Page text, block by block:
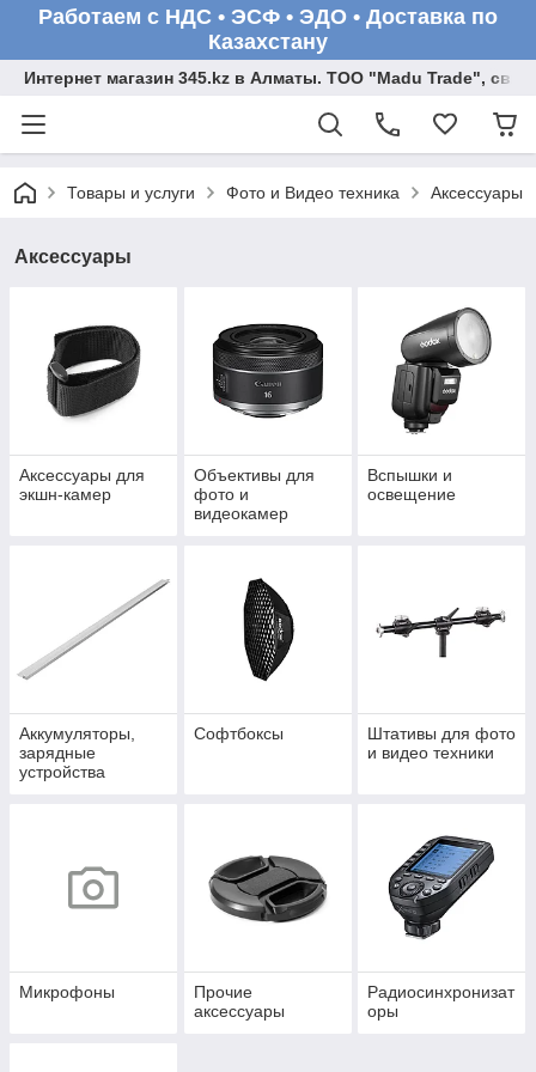
Работаем с НДС • ЭСФ • ЭДО • Доставка по
Казахстану
Интернет магазин 345.kz в Алматы. ТОО "Madu Trade",
Товары и услуги Фото и Видео техника Аксессуары
Аксессуары
Аксессуары для
экшн-камер
Объективы для
фото и
видеокамер
Вспышки и
освещение
Аккумуляторы,
зарядные
устройства
Софтбоксы
Штативы для фото
и видео техники
Микрофоны
Прочие
аксессуары
Радиосинхронизат
оры